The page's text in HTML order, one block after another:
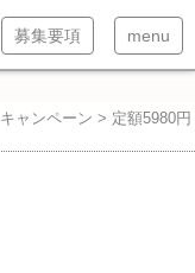
T
o
募集要項
T
o
menu
キャンペーン > 定額5980円